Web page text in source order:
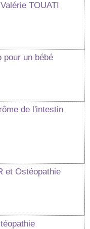
TOUATI
pour un bébé
de l'intestin
et Ostéopathie